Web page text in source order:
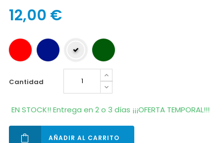
12,00 €
cantidad
EN STOCK!! Entrega en 2 o 3 días ¡¡¡OFERTA TEMPORAL!!!
AÑADIR AL CARRITO